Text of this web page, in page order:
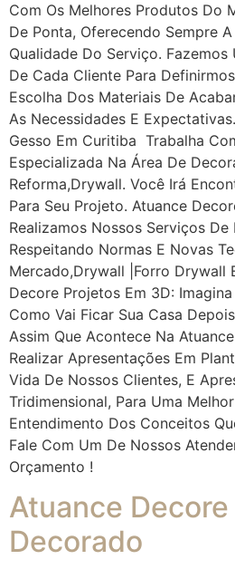
Com Os Melhores Produtos Do
De Ponta, Oferecendo Sempre
Qualidade Do Serviço.
De Cada Cliente Para
Escolha Dos Materiais De
As Necessidades E
Gesso Em Curitiba Trabalha
Especializada Na Área De
Reforma,drywall. Você Irá
Para Seu Projeto. Atuance
Realizamos Nossos Serviços
Respeitando Normas E Novas
Mercado,drywall |Forro Drywall
Decore Projetos Em 3D:
Como Vai Ficar Sua Casa
Assim Que Acontece Na
Realizar Apresentações Em
Vida De Nossos Clientes, E
Tridimensional, Para Uma
Entendimento Dos Conceitos
Fale Com Um De Nossos
Orçamento !
Atuance
Decorado